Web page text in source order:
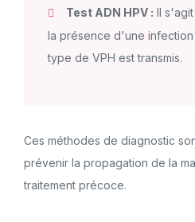
Test ADN HPV : Il
la présence d'une
type de VPH est transmis.
Ces méthodes de diagnostic
prévenir la propagation de la
traitement précoce.